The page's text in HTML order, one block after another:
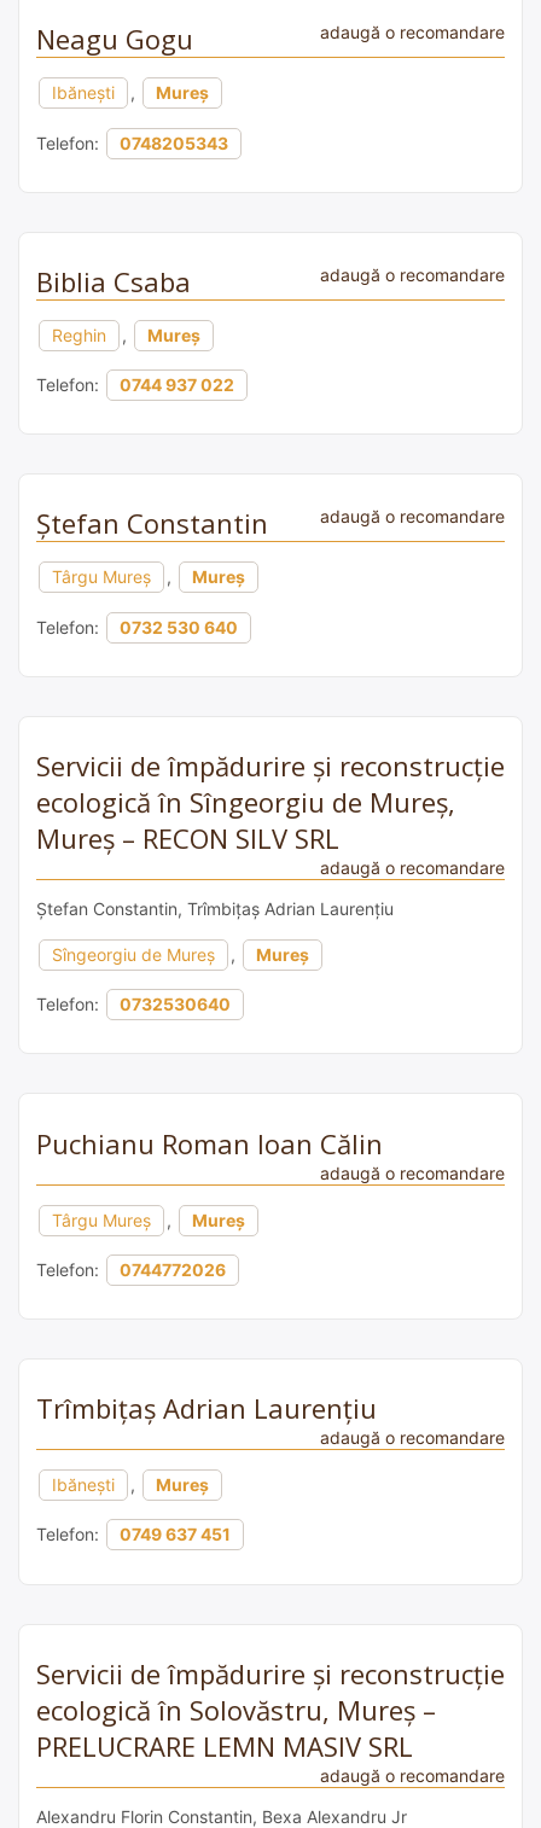
Neagu Gogu adaugă o recomandare
Ibănești , Mureș
Telefon: 0748205343
Biblia Csaba adaugă o recomandare
Reghin , Mureș
Telefon: 0744 937 022
Ștefan Constantin adaugă o recomandare
Târgu Mureș , Mureș
Telefon: 0732 530 640
Servicii de împădurire și reconstrucție
ecologică în Sîngeorgiu de Mureș,
Mureș – RECON SILV SRL
adaugă o recomandare
Ștefan Constantin, Trîmbițaș Adrian Laurențiu
Sîngeorgiu de Mureș , Mureș
Telefon: 0732530640
Puchianu Roman Ioan Călin
adaugă o recomandare
Târgu Mureș , Mureș
Telefon: 0744772026
Trîmbițaș Adrian Laurențiu
adaugă o recomandare
Ibănești , Mureș
Telefon: 0749 637 451
Servicii de împădurire și reconstrucție
ecologică în Solovăstru, Mureș –
PRELUCRARE LEMN MASIV SRL
adaugă o recomandare
Alexandru Florin Constantin, Bexa Alexandru Jr